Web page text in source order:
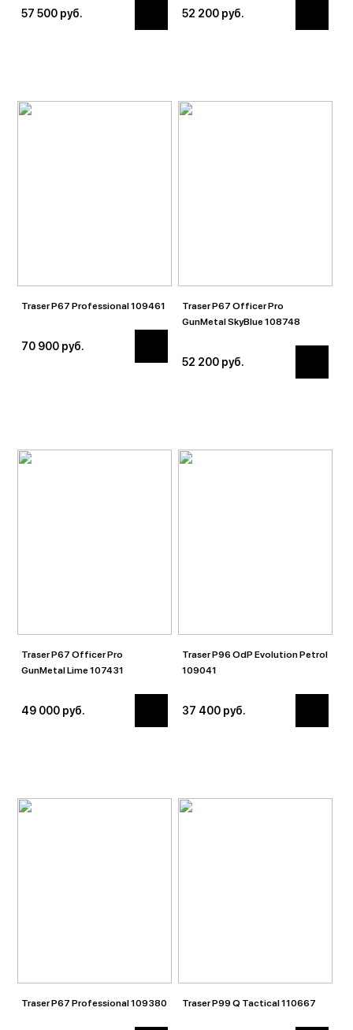
57 500 руб. 52 200 руб.
Traser P67 Professional 109461
70 900 руб.
Traser P67 Officer Pro
GunMetal SkyBlue 108748
52 200 руб.
Traser P67 Officer Pro
GunMetal Lime 107431
49 000 руб.
Traser P96 OdP Evolution Petrol
109041
37 400 руб.
Traser P67 Professional 109380 Traser P99 Q Tactical 110667